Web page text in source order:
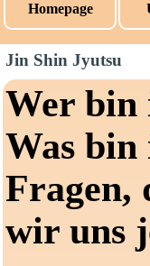
Homepage
Jin Shin Jyutsu
Wer bin
Was bin
Fragen,
wir uns